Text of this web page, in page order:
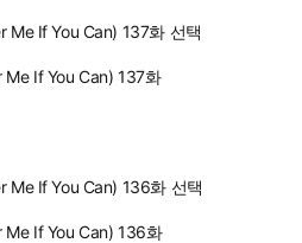
Me If You Can) 137화 선택
If You Can) 137화
Me If You Can) 136화 선택
If You Can) 136화